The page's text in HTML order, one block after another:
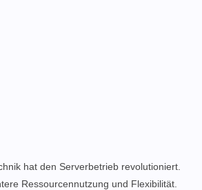
hat den Serverbetrieb revolutioniert.
Ressourcennutzung und Flexibilität.